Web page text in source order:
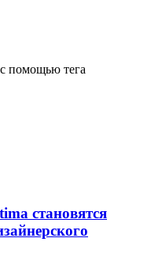
помощью тега
становятся